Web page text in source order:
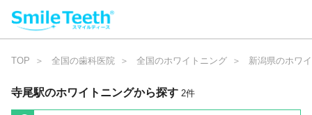
TOP 全国の歯科医院 全国のホワイトニング 新潟県のホワ
寺尾駅のホワイトニングから探す 2件